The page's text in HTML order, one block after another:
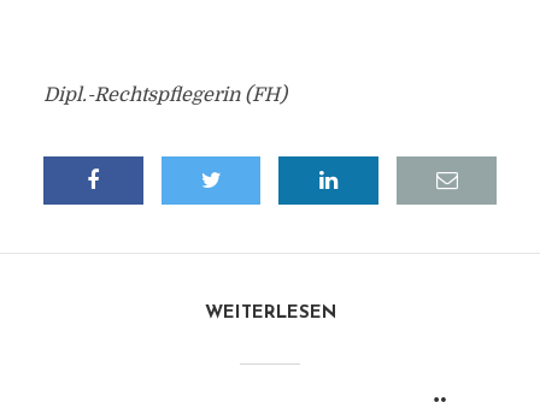
Dipl.-Rechtspflegerin (FH)
WEITERLESEN